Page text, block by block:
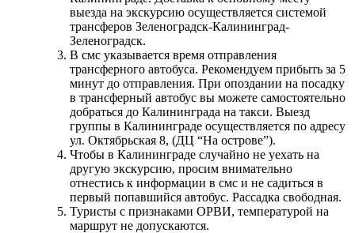
выезда на экскурсию осуществляется системой
трансферов Зеленоградск-Калининград-
Зеленоградск.
В смс указывается время отправления
трансферного автобуса. Рекомендуем прибыть за 5
минут до отправления. При опоздании на посадку
в трансферный автобус вы можете самостоятельно
добраться до Калининграда на такси. Выезд
группы в Калининграде осуществляется по адресу
ул. Октябрьская 8, (ДЦ “На острове”).
Чтобы в Калининграде случайно не уехать на
другую экскурсию, просим внимательно
отнестись к информации в смс и не садиться в
первый попавшийся автобус. Рассадка свободная.
Туристы с признаками ОРВИ, температурой на
маршрут не допускаются.